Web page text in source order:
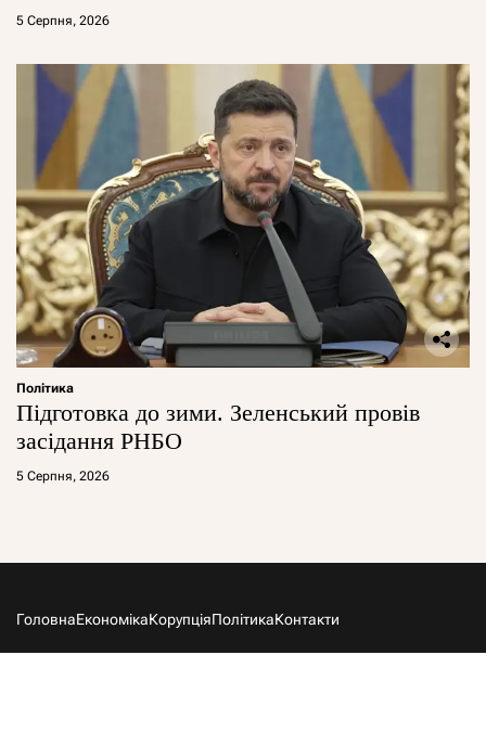
5 Серпня, 2026
Політика
Підготовка до зими. Зеленський провів
засідання РНБО
5 Серпня, 2026
ГоловнаЕкономікаКорупціяПолітикаКонтакти